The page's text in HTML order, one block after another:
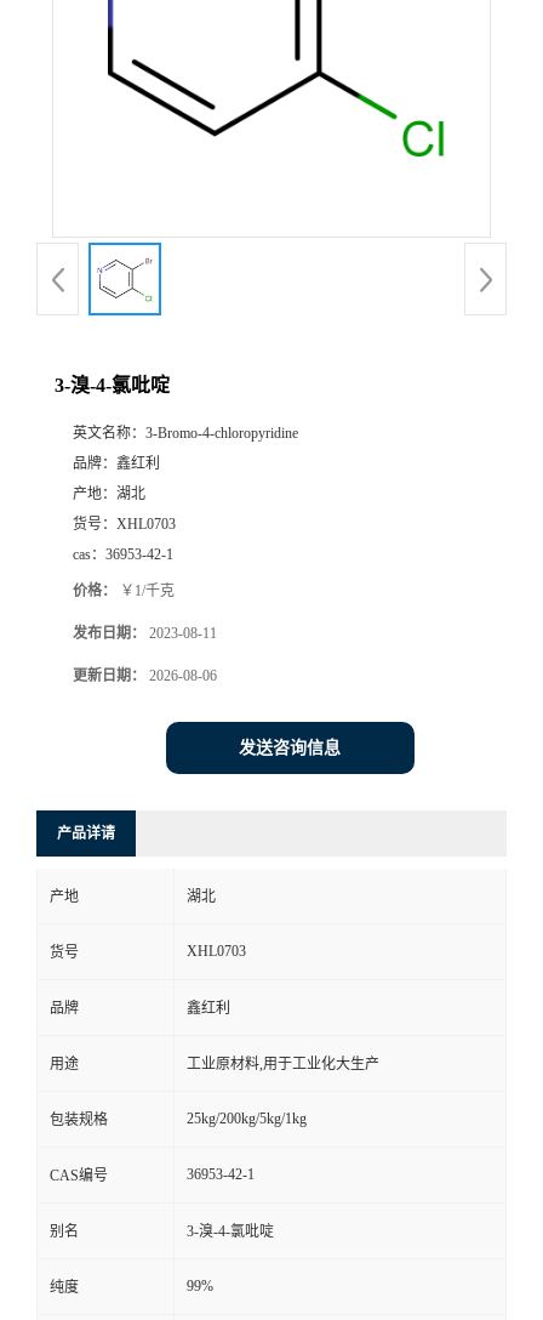
3-溴-4-氯吡啶
英文名称： 3-Bromo-4-chloropyridine
品牌： 鑫红利
产地： 湖北
货号： XHL0703
cas： 36953-42-1
价格： ￥1/千克
发布日期： 2023-08-11
更新日期： 2026-08-06
发送咨询信息
产品详请
产地 湖北
货号 XHL0703
品牌 鑫红利
用途 工业原材料,用于工业化大生产
包装规格 25kg/200kg/5kg/1kg
CAS编号 36953-42-1
别名 3-溴-4-氯吡啶
纯度 99%